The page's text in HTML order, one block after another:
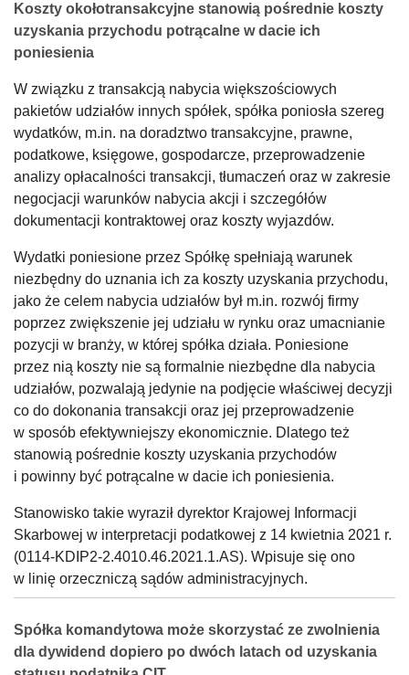
Koszty okołotransakcyjne stanowią pośrednie koszty
uzyskania przychodu potrącalne w dacie ich
poniesienia
W związku z transakcją nabycia większościowych
pakietów udziałów innych spółek, spółka poniosła szereg
wydatków, m.in. na doradztwo transakcyjne, prawne,
podatkowe, księgowe, gospodarcze, przeprowadzenie
analizy opłacalności transakcji, tłumaczeń oraz w zakresie
negocjacji warunków nabycia akcji i szczegółów
dokumentacji kontraktowej oraz koszty wyjazdów.
Wydatki poniesione przez Spółkę spełniają warunek
niezbędny do uznania ich za koszty uzyskania przychodu,
jako że celem nabycia udziałów był m.in. rozwój firmy
poprzez zwiększenie jej udziału w rynku oraz umacnianie
pozycji w branży, w której spółka działa. Poniesione
przez nią koszty nie są formalnie niezbędne dla nabycia
udziałów, pozwalają jedynie na podjęcie właściwej decyzji
co do dokonania transakcji oraz jej przeprowadzenie
w sposób efektywniejszy ekonomicznie. Dlatego też
stanowią pośrednie koszty uzyskania przychodów
i powinny być potrącalne w dacie ich poniesienia.
Stanowisko takie wyraził dyrektor Krajowej Informacji
Skarbowej w interpretacji podatkowej z 14 kwietnia 2021 r.
(0114-KDIP2-2.4010.46.2021.1.AS). Wpisuje się ono
w linię orzeczniczą sądów administracyjnych.
Spółka komandytowa może skorzystać ze zwolnienia
dla dywidend dopiero po dwóch latach od uzyskania